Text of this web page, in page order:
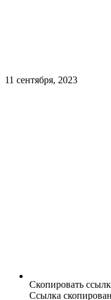
11 сентября, 2023
Скопировать
Ссылка